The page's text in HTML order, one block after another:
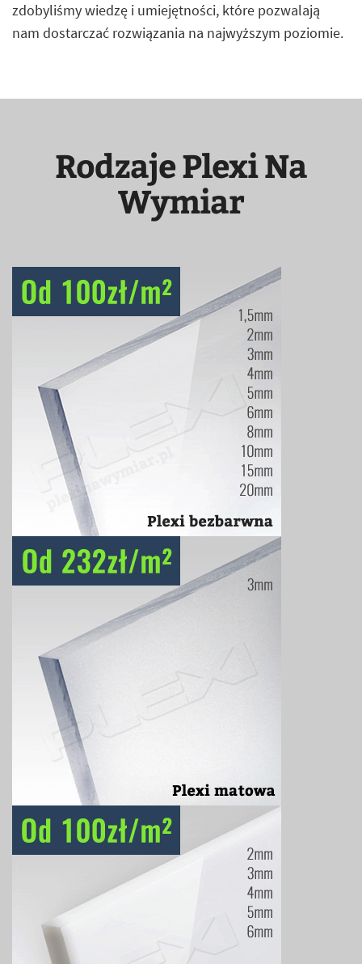
zdobyliśmy wiedzę i umiejętności, które pozwalają
nam dostarczać rozwiązania na najwyższym poziomie.
Rodzaje Plexi Na
Wymiar